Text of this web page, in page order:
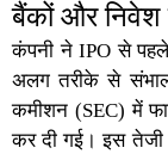
बैंकों और निवेश
कंपनी नेIPO से पहले
अलग तरीके से
कमीशन (SEC) में
कर दी गई। इस तेजी